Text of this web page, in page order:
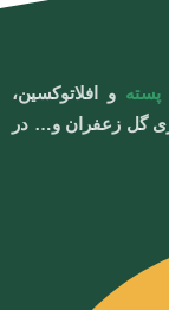
پسته و افلاتوکسین،
گل زعفران و… در